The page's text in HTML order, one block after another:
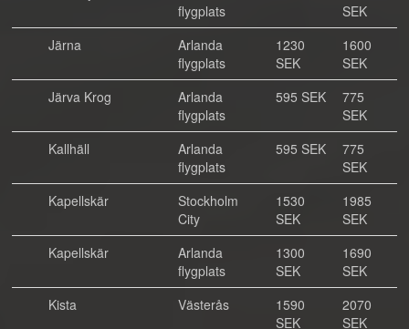
flygplats
SEK
Järna
Arlanda
flygplats
1230
SEK
1600
SEK
Järva Krog
Arlanda
flygplats
595 SEK
775
SEK
Kallhäll
Arlanda
flygplats
595 SEK
775
SEK
Kapellskär
Stockholm
City
1530
SEK
1985
SEK
Kapellskär
Arlanda
flygplats
1300
SEK
1690
SEK
Kista
Västerås
1590
SEK
2070
SEK